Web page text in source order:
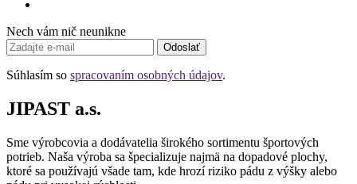
Nech vám nič neunikne
Odoslať
Súhlasím so spracovaním osobných údajov.
JIPAST a.s.
Sme výrobcovia a dodávatelia širokého sortimentu športových
potrieb. Naša výroba sa špecializuje najmä na dopadové plochy,
ktoré sa používajú všade tam, kde hrozí riziko pádu z výšky alebo